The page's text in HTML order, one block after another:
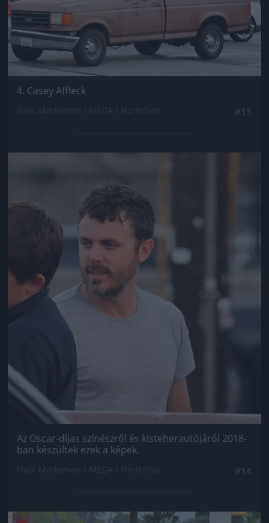
4. Casey Affleck
Az Oscar-díjas színészről és kisteherautójáról 2018-
ban készültek ezek a képek.